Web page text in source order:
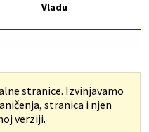
Vladu
stranice. Izvinjavamo
stranica i njen
verziji.